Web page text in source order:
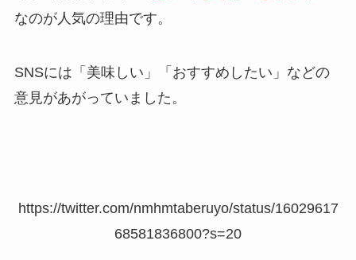
なのが人気の理由です。
SNSには「美味しい」「おすすめしたい」などの
意見があがっていました。
https://twitter.com/nmhmtaberuyo/status/16029617
68581836800?s=20